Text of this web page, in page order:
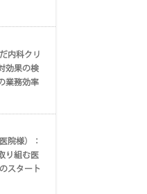
内科クリ
効果の検
業務効率
院様）：
り組む医
スタート